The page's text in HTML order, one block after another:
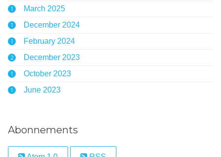
1 March 2025
1 December 2024
1 February 2024
2 December 2023
1 October 2023
1 June 2023
Abonnements